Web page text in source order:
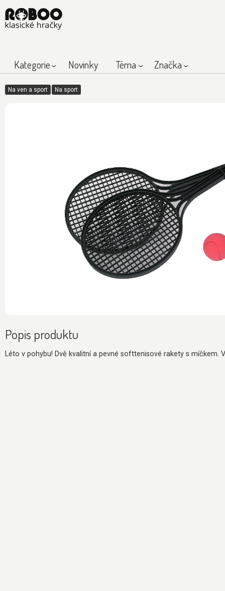
Kategorie Novinky Téma Značka
Na ven a sport Na sport
Popis produktu
Léto v pohybu! Dvě kvalitní a pevné softtenisové rakety s míčkem.